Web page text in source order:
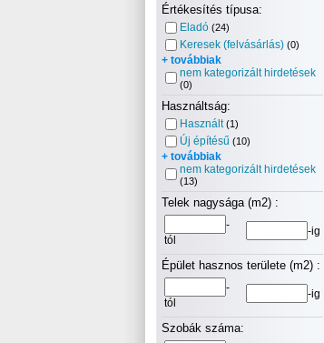
Értékesítés típusa:
Eladó (24)
Keresek (felvásárlás) (0)
+ továbbiak
nem kategorizált hirdetések
(0)
Használtság:
Használt (1)
Új építésű (10)
+ továbbiak
nem kategorizált hirdetések
(13)
Telek nagysága (m2) :
-
tól
-ig
Épület hasznos területe (m2) :
-
tól
-ig
Szobák száma: